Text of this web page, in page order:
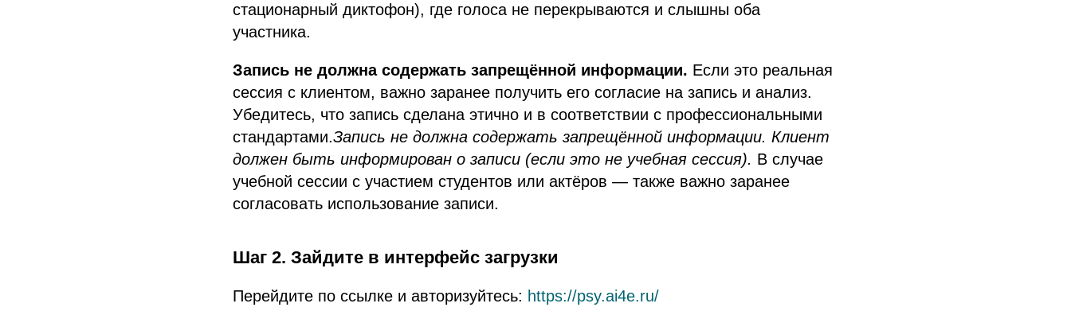
стационарный диктофон), где голоса не перекрываются и слышны оба
участника.
Запись не должна содержать запрещённой информации. Если это реальная
сессия с клиентом, важно заранее получить его согласие на запись и анализ.
Убедитесь, что запись сделана этично и в соответствии с профессиональными
стандартами.Запись не должна содержать запрещённой информации. Клиент
должен быть информирован о записи (если это не учебная сессия). В случае
учебной сессии с участием студентов или актёров — также важно заранее
согласовать использование записи.
Шаг 2. Зайдите в интерфейс загрузки
Перейдите по ссылке и авторизуйтесь: https://psy.ai4e.ru/